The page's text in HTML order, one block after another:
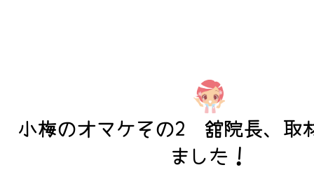
小梅のオマケその2 舘院長、取
ました！